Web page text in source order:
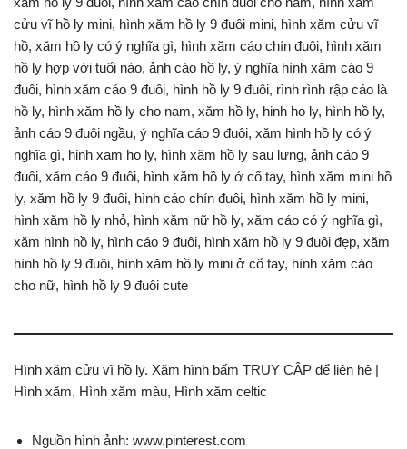
cửu vĩ hồ ly mini, hình xăm hồ ly 9 đuôi mini, hình xăm cửu vĩ
hồ, xăm hồ ly có ý nghĩa gì, hình xăm cáo chín đuôi, hình xăm
hồ ly hợp với tuổi nào, ảnh cáo hồ ly, ý nghĩa hình xăm cáo 9
đuôi, hình xăm cáo 9 đuôi, hình hồ ly 9 đuôi, rình rình rập cáo là
hồ ly, hình xăm hồ ly cho nam, xăm hồ ly, hinh ho ly, hình hồ ly,
ảnh cáo 9 đuôi ngầu, ý nghĩa cáo 9 đuôi, xăm hình hồ ly có ý
nghĩa gì, hinh xam ho ly, hình xăm hồ ly sau lưng, ảnh cáo 9
đuôi, xăm cáo 9 đuôi, hình xăm hồ ly ở cổ tay, hình xăm mini hồ
ly, xăm hồ ly 9 đuôi, hình cáo chín đuôi, hình xăm hồ ly mini,
hình xăm hồ ly nhỏ, hình xăm nữ hồ ly, xăm cáo có ý nghĩa gì,
xăm hình hồ ly, hình cáo 9 đuôi, hình xăm hồ ly 9 đuôi đẹp, xăm
hình hồ ly 9 đuôi, hình xăm hồ ly mini ở cổ tay, hình xăm cáo
cho nữ, hình hồ ly 9 đuôi cute
Hình xăm cửu vĩ hồ ly. Xăm hình bấm TRUY CẬP để liên hệ |
Hình xăm, Hình xăm màu, Hình xăm celtic
Nguồn hình ảnh: www.pinterest.com